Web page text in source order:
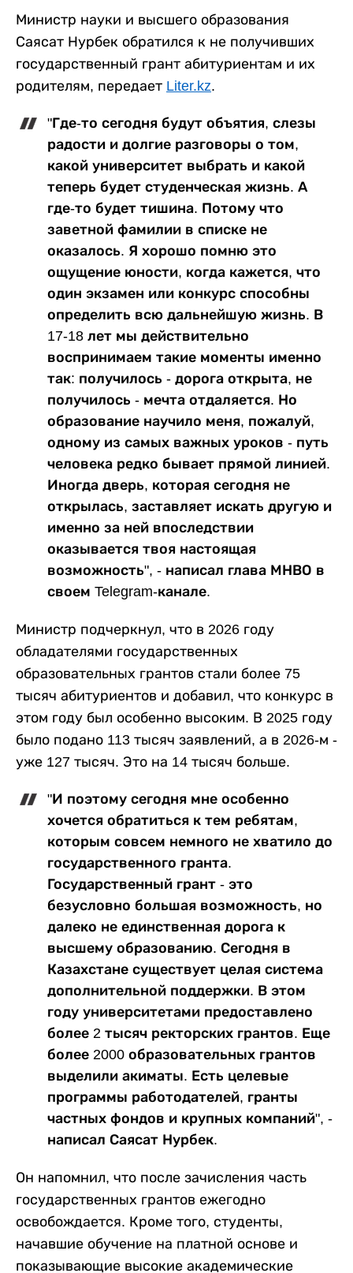
Министр науки и высшего образования
Саясат Нурбек обратился к не получивших
государственный грант абитуриентам и их
родителям, передает Liter.kz.
"Где-то сегодня будут объятия, слезы
радости и долгие разговоры о том,
какой университет выбрать и какой
теперь будет студенческая жизнь. А
где-то будет тишина. Потому что
заветной фамилии в списке не
оказалось. Я хорошо помню это
ощущение юности, когда кажется, что
один экзамен или конкурс способны
определить всю дальнейшую жизнь. В
17-18 лет мы действительно
воспринимаем такие моменты именно
так: получилось - дорога открыта, не
получилось - мечта отдаляется. Но
образование научило меня, пожалуй,
одному из самых важных уроков - путь
человека редко бывает прямой линией.
Иногда дверь, которая сегодня не
открылась, заставляет искать другую и
именно за ней впоследствии
оказывается твоя настоящая
возможность", - написал глава МНВО в
своем Telegram-канале.
Министр подчеркнул, что в 2026 году
обладателями государственных
образовательных грантов стали более 75
тысяч абитуриентов и добавил, что конкурс в
этом году был особенно высоким. В 2025 году
было подано 113 тысяч заявлений, а в 2026-м -
уже 127 тысяч. Это на 14 тысяч больше.
"И поэтому сегодня мне особенно
хочется обратиться к тем ребятам,
которым совсем немного не хватило до
государственного гранта.
Государственный грант - это
безусловно большая возможность, но
далеко не единственная дорога к
высшему образованию. Сегодня в
Казахстане существует целая система
дополнительной поддержки. В этом
году университетами предоставлено
более 2 тысяч ректорских грантов. Еще
более 2000 образовательных грантов
выделили акиматы. Есть целевые
программы работодателей, гранты
частных фондов и крупных компаний", -
написал Саясат Нурбек.
Он напомнил, что после зачисления часть
государственных грантов ежегодно
освобождается. Кроме того, студенты,
начавшие обучение на платной основе и
показывающие высокие академические